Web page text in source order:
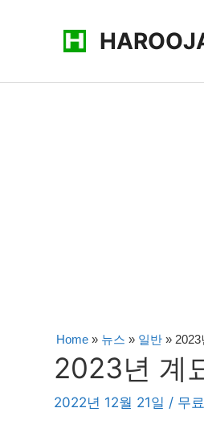
로
Home » 뉴스 » 일반 »
2023년 계
2022년 12월 21일 / 무